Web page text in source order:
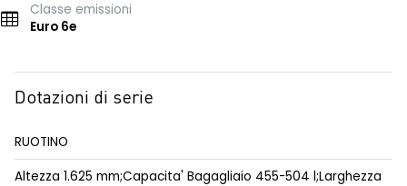
Classe emissioni
Euro 6e
Dotazioni di serie
RUOTINO
Altezza 1.625 mm;Capacita' Bagagliaio 455-504 l;Larghezza